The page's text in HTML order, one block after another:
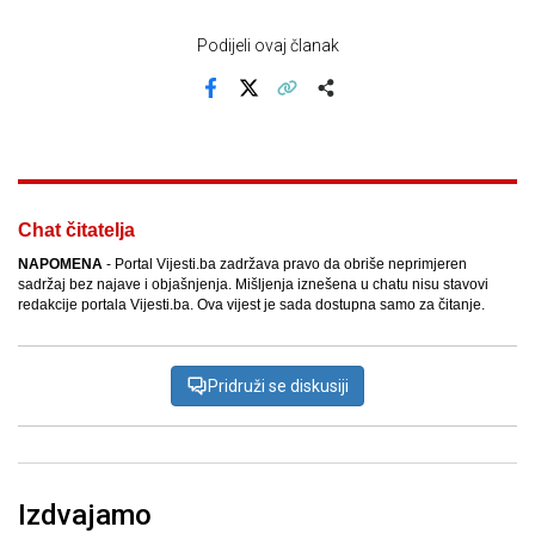
Podijeli ovaj članak
Chat čitatelja
NAPOMENA - Portal Vijesti.ba zadržava pravo da obriše neprimjeren
sadržaj bez najave i objašnjenja. Mišljenja iznešena u chatu nisu stavovi
redakcije portala Vijesti.ba. Ova vijest je sada dostupna samo za čitanje.
Pridruži se diskusiji
Izdvajamo